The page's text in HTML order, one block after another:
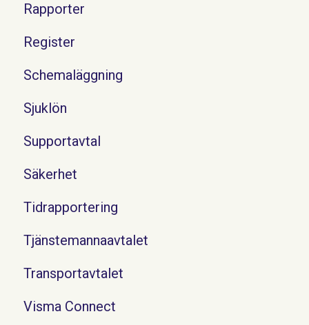
Rapporter
Register
Schemaläggning
Sjuklön
Supportavtal
Säkerhet
Tidrapportering
Tjänstemannaavtalet
Transportavtalet
Visma Connect